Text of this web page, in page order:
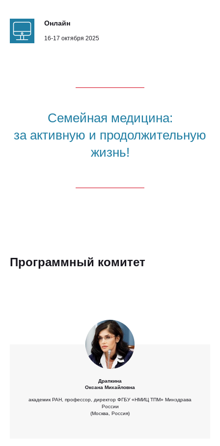
Онлайн
16-17 октября 2025
Семейная медицина:
за активную и продолжительную
жизнь!
Программный комитет
Драпкина
Оксана Михайловна
академик РАН, профессор, директор ФГБУ «НМИЦ ТПМ» Минздрава
России
(Москва, Россия)